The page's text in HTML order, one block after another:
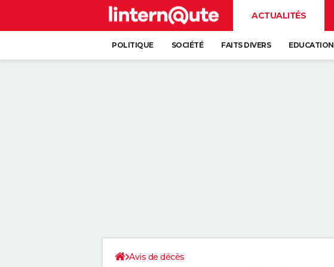
ACTUALITÉS
POLITIQUE SOCIÉTÉ FAITS DIVERS EDUCATION
Avis de décès